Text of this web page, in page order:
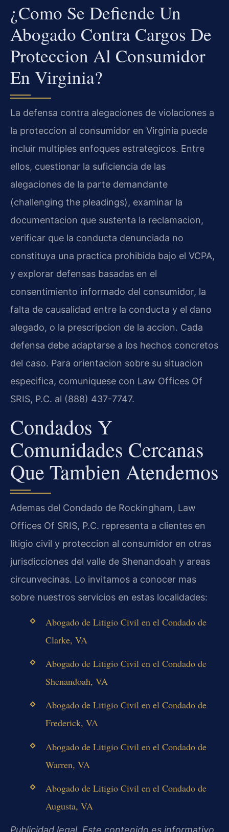
¿Como Se Defiende Un
Abogado Contra Cargos De
Proteccion Al Consumidor
En Virginia?
La defensa contra alegaciones de violaciones a
la proteccion al consumidor en Virginia puede
incluir multiples enfoques estrategicos. Entre
ellos, cuestionar la suficiencia de las
alegaciones de la parte demandante
(challenging the pleadings), examinar la
documentacion que sustenta la reclamacion,
verificar que la conducta denunciada no
constituya una practica prohibida bajo el VCPA,
y explorar defensas basadas en el
consentimiento informado del consumidor, la
falta de causalidad entre la conducta y el dano
alegado, o la prescripcion de la accion. Cada
defensa debe adaptarse a los hechos concretos
del caso. Para orientacion sobre su situacion
especifica, comuniquese con Law Offices Of
SRIS, P.C. al (888) 437-7747.
Condados Y
Comunidades Cercanas
Que Tambien Atendemos
Ademas del Condado de Rockingham, Law
Offices Of SRIS, P.C. representa a clientes en
litigio civil y proteccion al consumidor en otras
jurisdicciones del valle de Shenandoah y areas
circunvecinas. Lo invitamos a conocer mas
sobre nuestros servicios en estas localidades:
Abogado de Litigio Civil en el Condado de
Clarke, VA
Abogado de Litigio Civil en el Condado de
Shenandoah, VA
Abogado de Litigio Civil en el Condado de
Frederick, VA
Abogado de Litigio Civil en el Condado de
Warren, VA
Abogado de Litigio Civil en el Condado de
Augusta, VA
Publicidad legal. Este contenido es informativo